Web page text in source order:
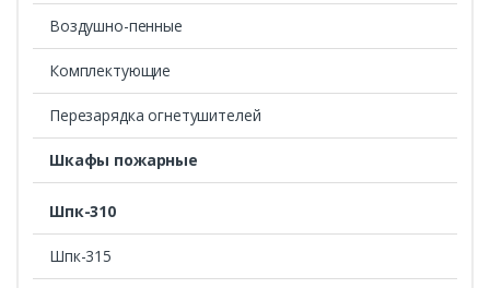
Воздушно-пенные
Комплектующие
Перезарядка огнетушителей
Шкафы пожарные
Шпк-310
Шпк-315